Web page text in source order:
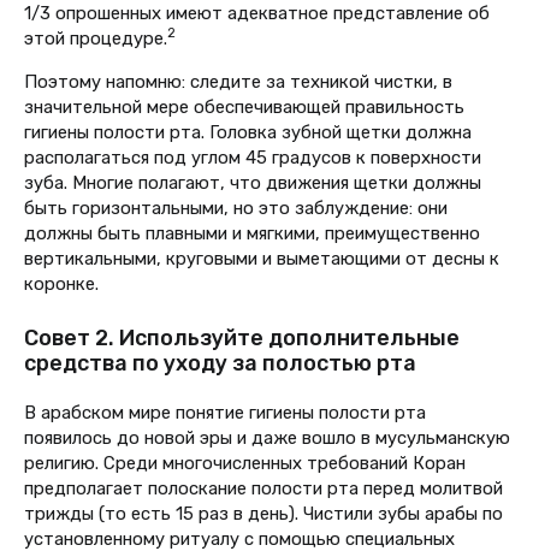
1/3 опрошенных имеют адекватное представление об
этой процедуре.2
Поэтому напомню: следите за техникой чистки, в
значительной мере обеспечивающей правильность
гигиены полости рта. Головка зубной щетки должна
располагаться под углом 45 градусов к поверхности
зуба. Многие полагают, что движения щетки должны
быть горизонтальными, но это заблуждение: они
должны быть плавными и мягкими, преимущественно
вертикальными, круговыми и выметающими от десны к
коронке.
Совет 2. Используйте дополнительные
средства по уходу за полостью рта
В арабском мире понятие гигиены полости рта
появилось до новой эры и даже вошло в мусульманскую
религию. Среди многочисленных требований Коран
предполагает полоскание полости рта перед молитвой
трижды (то есть 15 раз в день). Чистили зубы арабы по
установленному ритуалу с помощью специальных